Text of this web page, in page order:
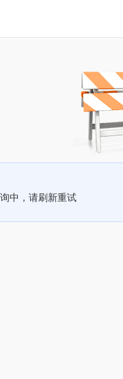
中，请刷新重试